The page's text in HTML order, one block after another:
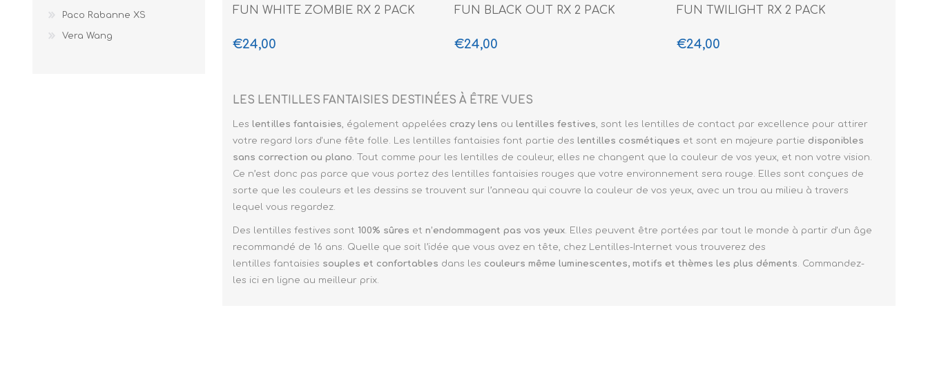
FUN WHITE ZOMBIE RX 2 PACK
€24,00
FUN BLACK OUT RX 2 PACK
€24,00
FUN TWILIGHT RX 2 PACK
€24,00
LES LENTILLES FANTAISIES DESTINÉES À ÊTRE VUES
Les lentilles fantaisies , également appelées crazy lens ou lentilles festives , sont les lentilles de contact par excellence pour attirer
votre regard lors d'une fête folle. Les lentilles fantaisies font partie des lentilles cosmétiques et sont en majeure partie disponibles
sans correction ou plano . Tout comme pour les lentilles de couleur, elles ne changent que la couleur de vos yeux, et non votre vision.
Ce n’est donc pas parce que vous portez des lentilles fantaisies rouges que votre environnement sera rouge. Elles sont conçues de
sorte que les couleurs et les dessins se trouvent sur l’anneau qui couvre la couleur de vos yeux, avec un trou au milieu à travers
lequel vous regardez.
Des lentilles festives sont 100% sûres et n’endommagent pas vos yeux . Elles peuvent être portées par tout le monde à partir d'un âge
recommandé de 16 ans. Quelle que soit l’idée que vous avez en tête, chez Lentilles-Internet vous trouverez des
lentilles fantaisies souples et confortables dans les couleurs même luminescentes, motifs et thèmes les plus déments . Commandez-
les ici en ligne au meilleur prix.
Paco Rabanne XS
Vera Wang